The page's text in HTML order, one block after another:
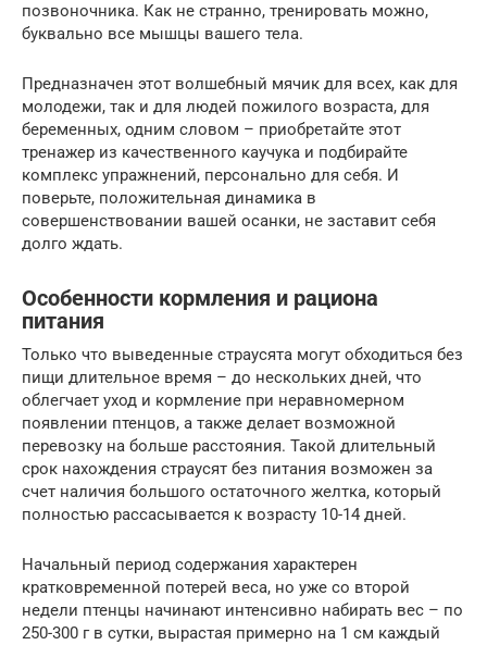
позвоночника. Как не странно, тренировать можно,
буквально все мышцы вашего тела.
Предназначен этот волшебный мячик для всех, как для
молодежи, так и для людей пожилого возраста, для
беременных, одним словом – приобретайте этот
тренажер из качественного каучука и подбирайте
комплекс упражнений, персонально для себя. И
поверьте, положительная динамика в
совершенствовании вашей осанки, не заставит себя
долго ждать.
Особенности кормления и рациона
питания
Только что выведенные страусята могут обходиться без
пищи длительное время – до нескольких дней, что
облегчает уход и кормление при неравномерном
появлении птенцов, а также делает возможной
перевозку на больше расстояния. Такой длительный
срок нахождения страусят без питания возможен за
счет наличия большого остаточного желтка, который
полностью рассасывается к возрасту 10-14 дней.
Начальный период содержания характерен
кратковременной потерей веса, но уже со второй
недели птенцы начинают интенсивно набирать вес – по
250-300 г в сутки, вырастая примерно на 1 см каждый